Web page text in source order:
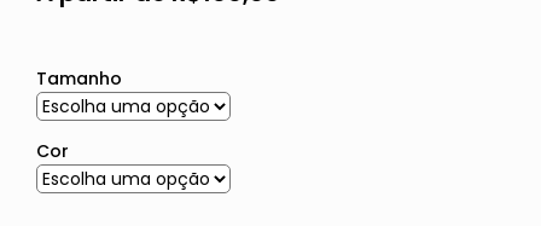
Tamanho
Cor